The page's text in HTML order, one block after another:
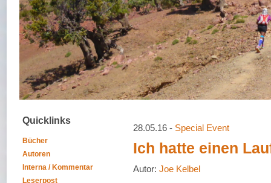
Quicklinks
Bücher
Autoren
Interna / Kommentar
Leserpost
28.05.16 - Special Event
Ich hatte einen
Autor: Joe Kelbel